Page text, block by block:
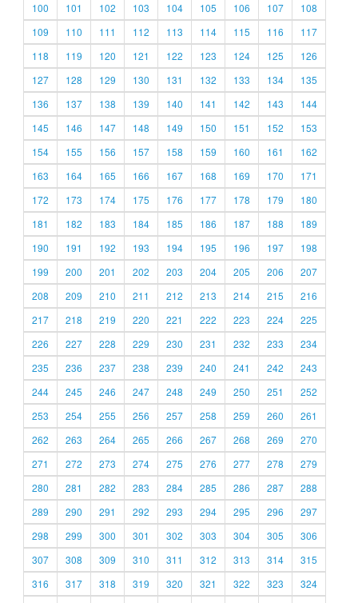
100
101 102 103 104 105 106 107
108
109
110 111 112 113 114 115 116
117
118
119 120 121 122 123 124 125
126
127
128 129 130 131 132 133 134
135
136
137 138 139 140 141 142 143
144
145
146 147 148 149 150 151 152
153
154
155 156 157 158 159 160 161
162
163
164 165 166 167 168 169 170
171
172
173 174 175 176 177 178 179
180
181
182 183 184 185 186 187 188
189
190
191 192 193 194 195 196 197
198
199
200 201 202 203 204 205 206
207
208
209 210 211 212 213 214 215
216
217
218 219 220 221 222 223 224
225
226
227 228 229 230 231 232 233
234
235
236 237 238 239 240 241 242
243
244
245 246 247 248 249 250 251
252
253
254 255 256 257 258 259 260
261
262
263 264 265 266 267 268 269
270
271
272 273 274 275 276 277 278
279
280
281 282 283 284 285 286 287
288
289
290 291 292 293 294 295 296
297
298
299 300 301 302 303 304 305
306
307
308 309 310 311 312 313 314
315
316
317 318 319 320 321 322 323
324